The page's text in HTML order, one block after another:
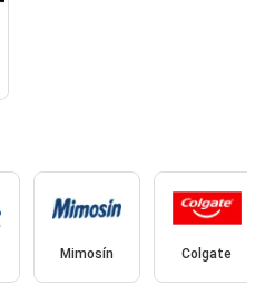
Mimosín Colgate